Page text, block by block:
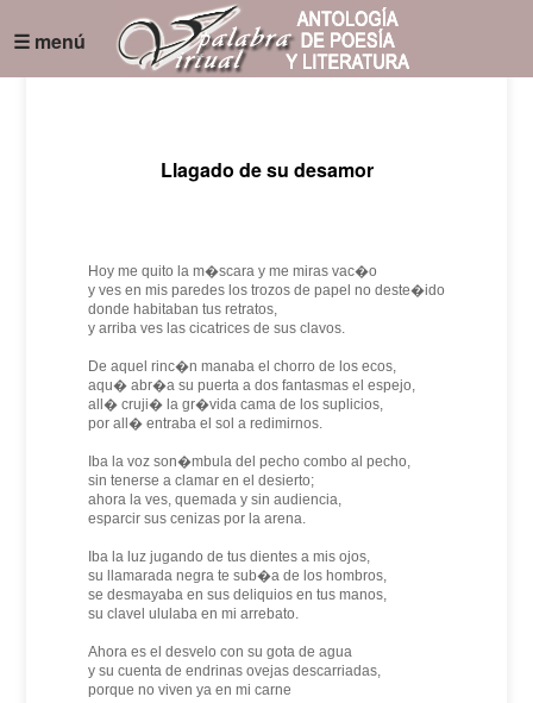
☰ menú
Llagado de su desamor
Hoy me quito la m�scara y me miras vac�o
y ves en mis paredes los trozos de papel no deste�ido
donde habitaban tus retratos,
y arriba ves las cicatrices de sus clavos.
De aquel rinc�n manaba el chorro de los ecos,
aqu� abr�a su puerta a dos fantasmas el espejo,
all� cruji� la gr�vida cama de los suplicios,
por all� entraba el sol a redimirnos.
Iba la voz son�mbula del pecho combo al pecho,
sin tenerse a clamar en el desierto;
ahora la ves, quemada y sin audiencia,
esparcir sus cenizas por la arena.
Iba la luz jugando de tus dientes a mis ojos,
su llamarada negra te sub�a de los hombros,
se desmayaba en sus deliquios en tus manos,
su clavel ululaba en mi arrebato.
Ahora es el desvelo con su gota de agua
y su cuenta de endrinas ovejas descarriadas,
porque no viven ya en mi carne